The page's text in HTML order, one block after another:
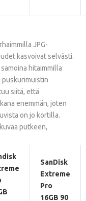
JPG-
kasvoivat selvästi.
hitaimmilla
puskurimuistin
siitä, että
enemmän, joten
on jo kortilla.
putkeen,
SanDisk
Extreme
Pro
16GB 90